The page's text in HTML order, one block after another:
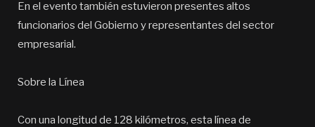
En el evento también estuvieron presentes altos
funcionarios del Gobierno y representantes del sector
empresarial.
Sobre la Línea
Con una longitud de 128 kilómetros, esta línea de